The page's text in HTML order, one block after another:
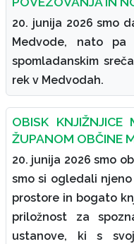
20. junija 2026 smo
Medvode, nato
spomladanskim
rek v Medvodah.
OBISK KNJIŽNJICE
ŽUPANOM OBČINE
20. junija 2026 smo
smo si ogledali
prostore in bogato
priložnost za
ustanove, ki s